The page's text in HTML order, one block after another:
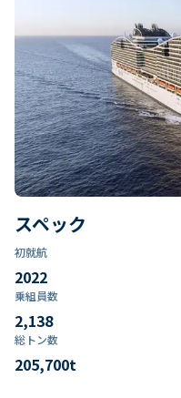
スペック
初就航
2022
乗組員数​
2,138
総トン数​
205,700t